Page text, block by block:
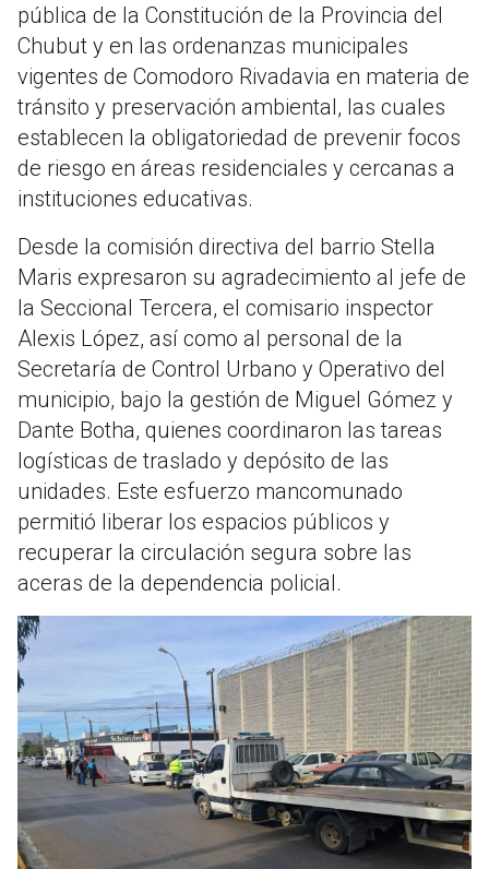
pública de la Constitución de la Provincia del
Chubut y en las ordenanzas municipales
vigentes de Comodoro Rivadavia en materia de
tránsito y preservación ambiental, las cuales
establecen la obligatoriedad de prevenir focos
de riesgo en áreas residenciales y cercanas a
instituciones educativas.
Desde la comisión directiva del barrio Stella
Maris expresaron su agradecimiento al jefe de
la Seccional Tercera, el comisario inspector
Alexis López, así como al personal de la
Secretaría de Control Urbano y Operativo del
municipio, bajo la gestión de Miguel Gómez y
Dante Botha, quienes coordinaron las tareas
logísticas de traslado y depósito de las
unidades. Este esfuerzo mancomunado
permitió liberar los espacios públicos y
recuperar la circulación segura sobre las
aceras de la dependencia policial.